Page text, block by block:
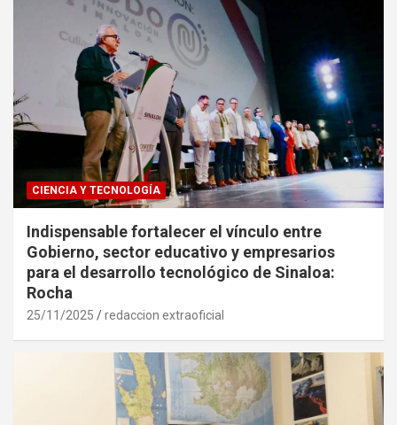
CIENCIA Y TECNOLOGÍA
Indispensable fortalecer el vínculo entre
Gobierno, sector educativo y empresarios
para el desarrollo tecnológico de Sinaloa:
Rocha
25/11/2025 redaccion extraoficial